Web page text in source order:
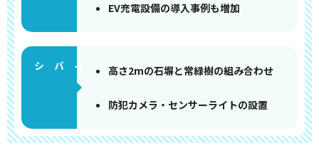
EV充電設備の導入事例も増加
高さ2mの石塀と常緑樹の組み合わせ
防犯カメラ・センサーライトの設置